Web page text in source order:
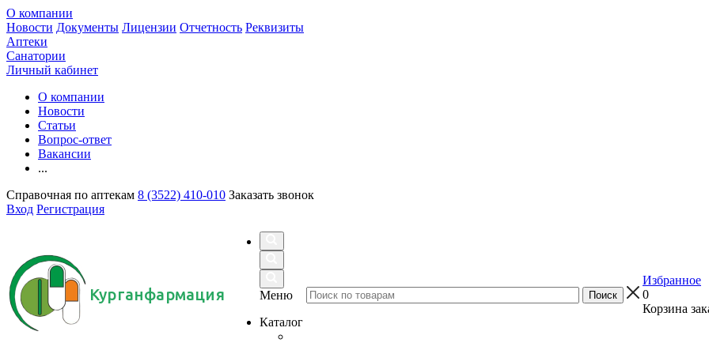
О компании
Новости Документы Лицензии Отчетность Реквизиты
Аптеки
Санатории
Личный кабинет
О компании
Новости
Статьи
Вопрос-ответ
Вакансии
...
Справочная по аптекам 8 (3522) 410-010 Заказать звонок
Вход Регистрация
Курганфармация
Меню
Каталог
Избранное
0
Корзина